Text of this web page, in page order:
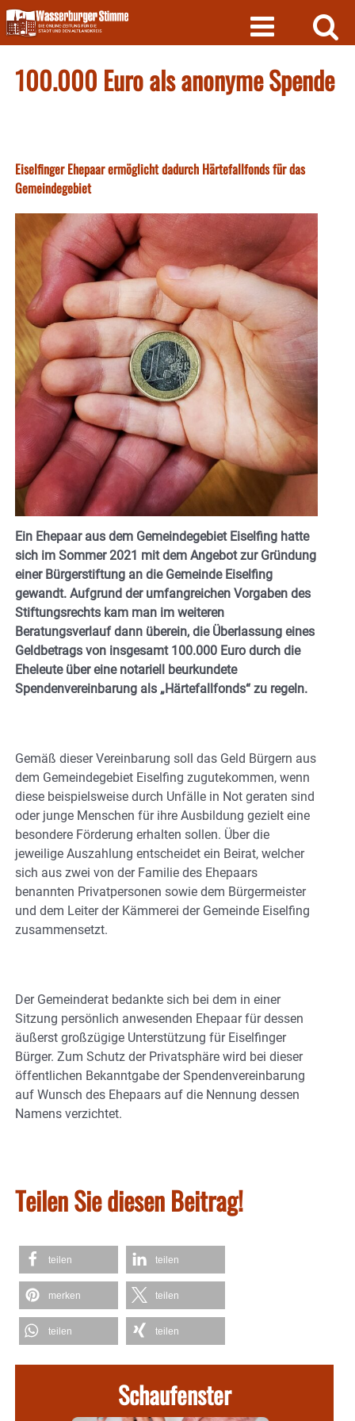
Skip
to
content
100.000 Euro als anonyme Spende
Eiselfinger Ehepaar ermöglicht dadurch Härtefallfonds für das
Gemeindegebiet
Ein Ehepaar aus dem Gemeindegebiet Eiselfing hatte
sich im Sommer 2021 mit dem Angebot zur Gründung
einer Bürgerstiftung an die Gemeinde Eiselfing
gewandt. Aufgrund der umfangreichen Vorgaben des
Stiftungsrechts kam man im weiteren
Beratungsverlauf dann überein, die Überlassung eines
Geldbetrags von insgesamt 100.000 Euro durch die
Eheleute über eine notariell beurkundete
Spendenvereinbarung als „Härtefallfonds“ zu regeln.
Gemäß dieser Vereinbarung soll das Geld Bürgern aus
dem Gemeindegebiet Eiselfing zugutekommen, wenn
diese beispielsweise durch Unfälle in Not geraten sind
oder junge Menschen für ihre Ausbildung gezielt eine
besondere Förderung erhalten sollen. Über die
jeweilige Auszahlung entscheidet ein Beirat, welcher
sich aus zwei von der Familie des Ehepaars
benannten Privatpersonen sowie dem Bürgermeister
und dem Leiter der Kämmerei der Gemeinde Eiselfing
zusammensetzt.
Der Gemeinderat bedankte sich bei dem in einer
Sitzung persönlich anwesenden Ehepaar für dessen
äußerst großzügige Unterstützung für Eiselfinger
Bürger. Zum Schutz der Privatsphäre wird bei dieser
öffentlichen Bekanntgabe der Spendenvereinbarung
auf Wunsch des Ehepaars auf die Nennung dessen
Namens verzichtet.
Teilen Sie diesen Beitrag!
teilen teilen
merken teilen
teilen teilen
Schaufenster